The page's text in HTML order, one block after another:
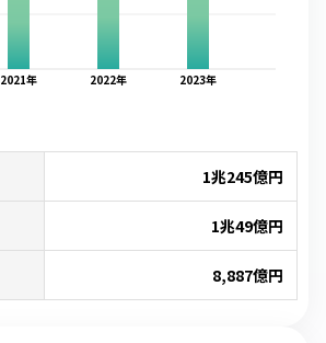
2021年 2022年 2023年
1兆245億円
1兆49億円
8,887億円